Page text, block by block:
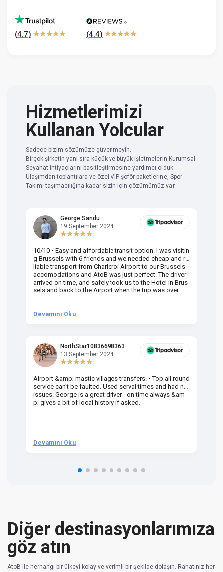
(4.7) (4.4)
Hizmetlerimizi
Kullanan Yolcular
Sadece bizim sözümüze güvenmeyin.
Birçok şirketin yanı sıra küçük ve büyük işletmelerin Kurumsal
Seyahat ihtiyaçlarını basitleştirmesine yardımcı olduk.
Ulaşımdan toplantılara ve özel VIP şoför paketlerine, Spor
Takımı taşımacılığına kadar sizin için çözümümüz var.
George Sandu
19 September 2024
10/10 • Easy and affordable transit option. I was visitin
g Brussels with 6 friends and we needed cheap and re
liable transport from Charleroi Airport to our Brussels
accomodations and AtoB was just perfect. The driver
arrived on time, and safely took us to the Hotel in Brus
sels and back to the Airport when the trip was over.
Devamını Oku
NorthStar10836698363
13 September 2024
Airport &amp; mastic villages transfers. • Top all round
service can't be faulted. Used serval times and had no
issues. George is a great driver - on time always &am
p; gives a bit of local history if asked.
Devamını Oku
Diğer destinasyonlarımıza
göz atın
AtoB ile herhangi bir ülkeyi kolay ve verimli bir şekilde dolaşın. Rahatınız her